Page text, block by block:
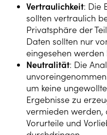
Vertraulichkeit: Die
sollten vertraulich
Privatsphäre der
Daten sollten nur
eingesehen werden
Neutralität: Die
um keine
Ergebnisse zu
vermieden werden,
Vorurteile und